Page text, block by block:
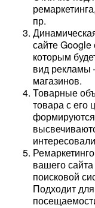
пр.
сайте
которым
вид рекламы
магазинов.
Товарные
товара с его
вашего
поисковой
Подходит